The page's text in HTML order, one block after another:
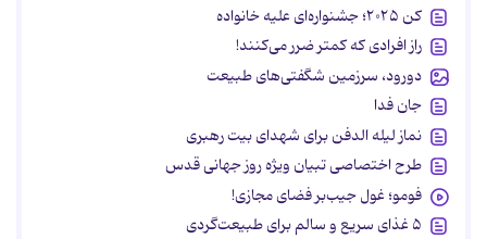
کن ۲۰۲۵؛ جشنواره‌ای علیه خانواده
راز افرادی که کمتر ضرر می‌کنند!
دورود، سرزمین شگفتی‌های طبیعت
جان فدا
نماز لیله الدفن برای شهدای بیت رهبری
طرح اختصاصی تبیان ویژه روز جهانی قدس
فومو؛ غول جیب‌بر فضای مجازی!
۵ غذای سریع و سالم برای طبیعت‌گردی